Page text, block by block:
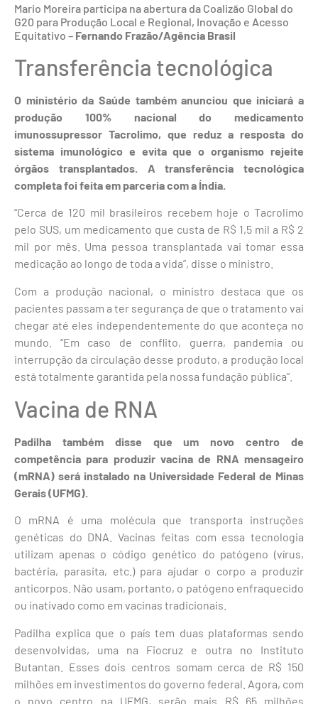
Mario Moreira participa na abertura da Coalizão Global do
G20 para Produção Local e Regional, Inovação e Acesso
Equitativo – Fernando Frazão/Agência Brasil
Transferência tecnológica
O ministério da Saúde também anunciou que iniciará a
produção 100% nacional do medicamento
imunossupressor Tacrolimo, que reduz a resposta do
sistema imunológico e evita que o organismo rejeite
órgãos transplantados. A transferência tecnológica
completa foi feita em parceria com a Índia.
“Cerca de 120 mil brasileiros recebem hoje o Tacrolimo
pelo SUS, um medicamento que custa de R$ 1,5 mil a R$ 2
mil por mês. Uma pessoa transplantada vai tomar essa
medicação ao longo de toda a vida”, disse o ministro.
Com a produção nacional, o ministro destaca que os
pacientes passam a ter segurança de que o tratamento vai
chegar até eles independentemente do que aconteça no
mundo. “Em caso de conflito, guerra, pandemia ou
interrupção da circulação desse produto, a produção local
está totalmente garantida pela nossa fundação pública”.
Vacina de RNA
Padilha também disse que um novo centro de
competência para produzir vacina de RNA mensageiro
(mRNA) será instalado na Universidade Federal de Minas
Gerais (UFMG).
O mRNA é uma molécula que transporta instruções
genéticas do DNA. Vacinas feitas com essa tecnologia
utilizam apenas o código genético do patógeno (vírus,
bactéria, parasita, etc.) para ajudar o corpo a produzir
anticorpos. Não usam, portanto, o patógeno enfraquecido
ou inativado como em vacinas tradicionais.
Padilha explica que o país tem duas plataformas sendo
desenvolvidas, uma na Fiocruz e outra no Instituto
Butantan. Esses dois centros somam cerca de R$ 150
milhões em investimentos do governo federal. Agora, com
o novo centro na UFMG, serão mais R$ 65 milhões